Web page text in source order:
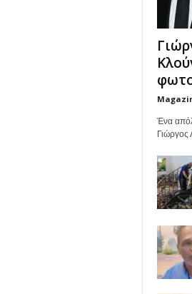
Ένα
Γιώργος